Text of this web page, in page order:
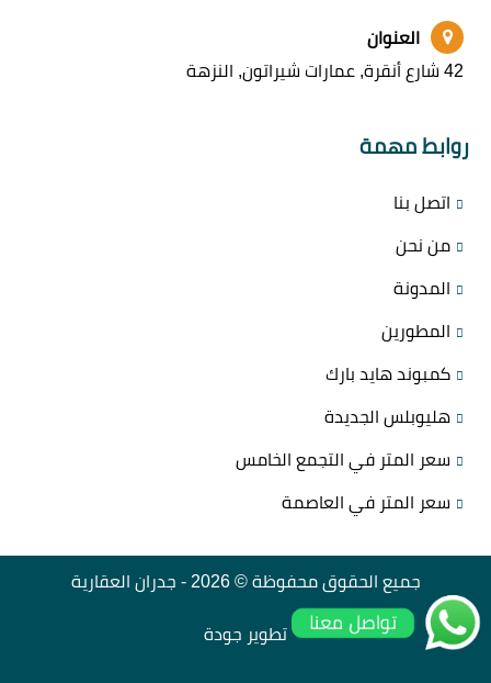
العنوان
42 شارع أنقرة, عمارات شيراتون, النزهة
روابط مهمة
اتصل بنا
من نحن
المدونة
المطورين
كمبوند هايد بارك
هليوبلس الجديدة
سعر المتر في التجمع الخامس
سعر المتر في العاصمة
جميع الحقوق محفوظة © 2026 - جدران العقارية
تطوير جودة تواصل معنا